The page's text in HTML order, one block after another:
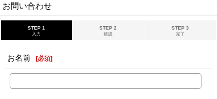
お問い合わせ
STEP 1
入力
STEP 2
確認
STEP 3
完了
お名前 [必須]